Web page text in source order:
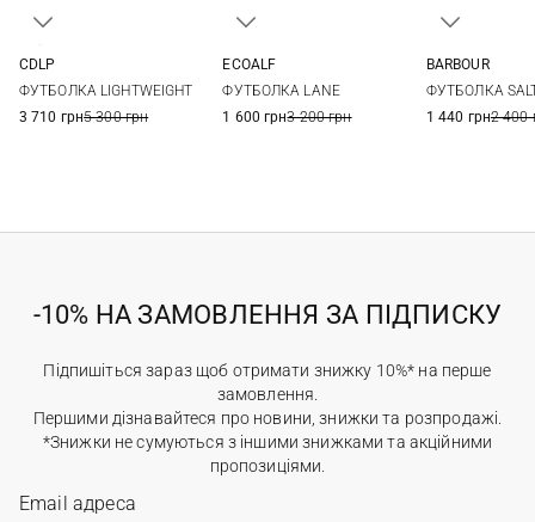
CDLP
ФУТБОЛКА LIGHTWEIGHT
3 710 грн5 300 грн
ECOALF
ФУТБОЛКА LANE
1 600 грн3 200 грн
BARBOUR
ФУТБОЛКА
1 440 грн2 400
-10% НА ЗАМОВЛЕННЯ ЗА ПІДПИСКУ
Підпишіться зараз щоб отримати знижку 10%* на перше
замовлення.
Першими дізнавайтеся про новини, знижки та розпродажі.
*Знижки не сумуються з іншими знижками та акційними
пропозиціями.